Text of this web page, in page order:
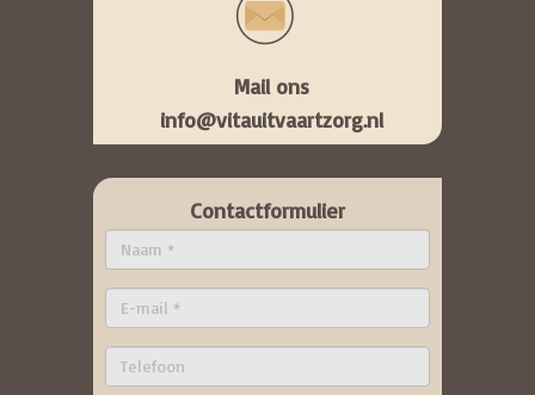
Mail ons
info@vitauitvaartzorg.nl
Contactformulier